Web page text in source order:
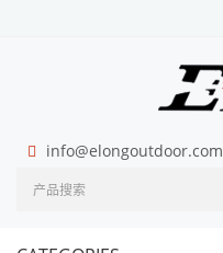
info@elongoutdoor.com